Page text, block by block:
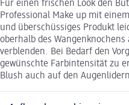
Für einen frischen Look den
Professional Make up mit
und überschüssiges Produkt
oberhalb des
verblenden. Bei Bedarf den
gewünschte Farbintensität zu
Blush auch auf den